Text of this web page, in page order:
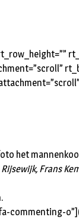
het
Frans
commenting-